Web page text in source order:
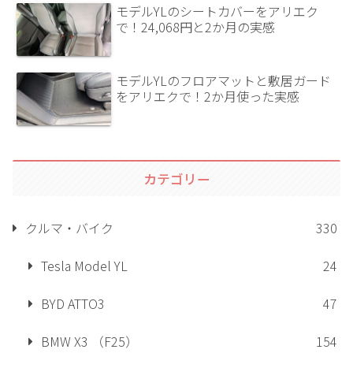
モデルYLのシートカバーをアリエク
で！24,068円と2か月の実感
モデルYLのフロアマットと敷居ガード
をアリエクで！2か月使った実感
カテゴリー
クルマ・バイク
330
Tesla Model YL
24
BYD ATTO3
47
BMW X3 （F25）
154